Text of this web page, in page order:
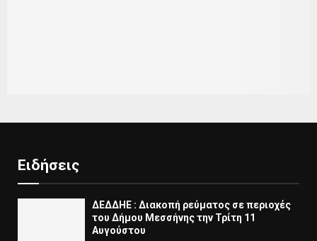
Ειδήσεις
ΔΕΔΔΗΕ : Διακοπή ρεύματος σε περιοχές
του Δήμου Μεσσήνης την Τρίτη 11
Αυγούστου